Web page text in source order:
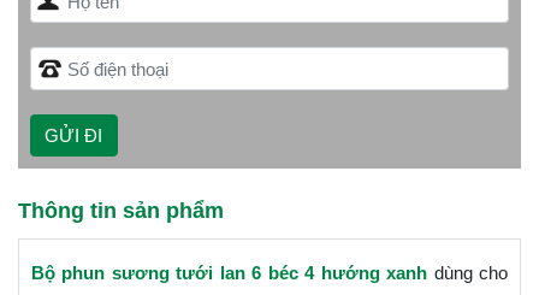
Thông tin sản phẩm
Bộ phun sương tưới lan 6 béc 4 hướng xanh dùng cho